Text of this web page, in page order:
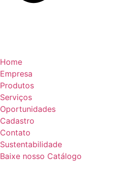
Home
Empresa
Produtos
Serviços
Oportunidades
Cadastro
Contato
Sustentabilidade
Baixe nosso Catálogo